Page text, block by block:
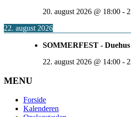
20. august 2026 @ 18:00 -
22. august 2026
SOMMERFEST -
22. august 2026 @ 14:00 -
MENU
Forside
Kalenderen